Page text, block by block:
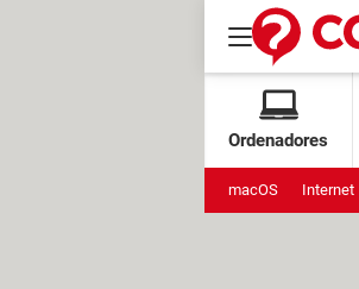
Ordenadores
macOS Internet